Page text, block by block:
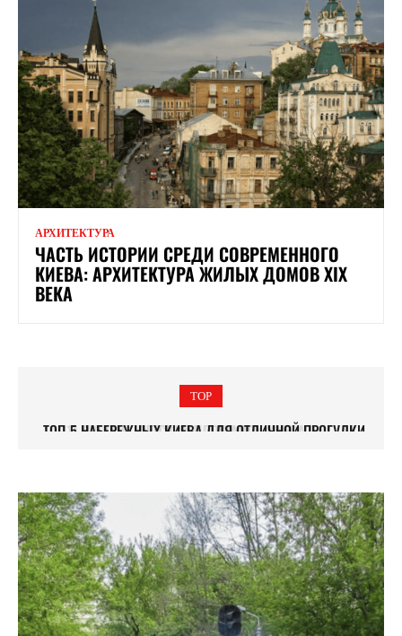
АРХИТЕКТУРА
ЧАСТЬ ИСТОРИИ СРЕДИ СОВРЕМЕННОГО
КИЕВА: АРХИТЕКТУРА ЖИЛЫХ ДОМОВ XIX
ВЕКА
TOP
ТОП-5 НАБЕРЕЖНЫХ КИЕВА ДЛЯ ОТЛИЧНОЙ ПРОГУЛКИ
БИЛЕТОВ НЕ БУДЕТ: МАРШРУТНЫЕ ТАКСИ НАЧИНАЮТ